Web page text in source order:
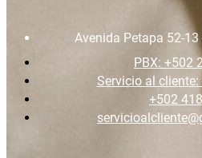
Avenida Petapa 52-
PBX: +502
Servicio al
+502